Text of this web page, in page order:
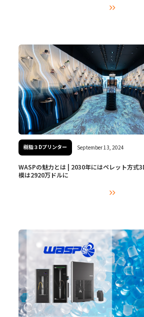

樹脂３Dプリンター September 13, 2024
WASPの魅力とは | 2030年にはペレット方式
模は2920万ドルに
